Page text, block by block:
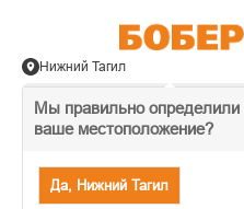
Мы правильно определили
ваше местоположение?
Да, Нижний Тагил
Нижний Тагил
Подложка и средства для